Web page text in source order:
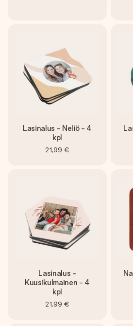
Lasinalus - Neliö - 4
kpl
21,99 €
Lasinalus -
Kuusikulmainen - 4
kpl
21,99 €